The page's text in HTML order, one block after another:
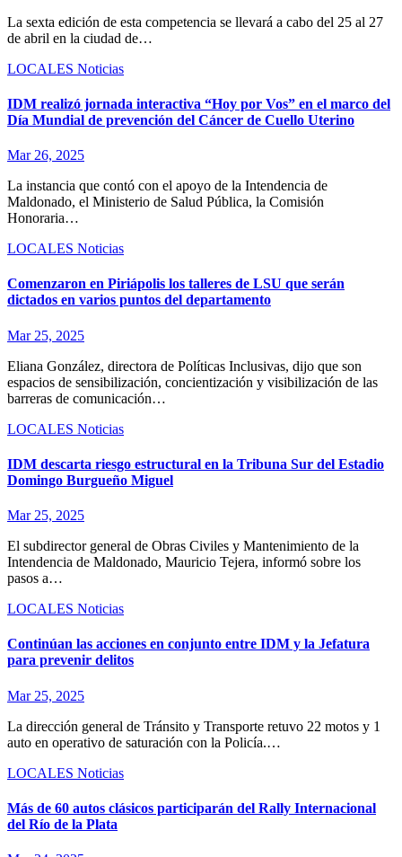
La sexta edición de esta competencia se llevará a cabo del 25 al 27
de abril en la ciudad de…
LOCALES Noticias
IDM realizó jornada interactiva “Hoy por Vos” en el marco del
Día Mundial de prevención del Cáncer de Cuello Uterino
Mar 26, 2025
La instancia que contó con el apoyo de la Intendencia de
Maldonado, el Ministerio de Salud Pública, la Comisión
Honoraria…
LOCALES Noticias
Comenzaron en Piriápolis los talleres de LSU que serán
dictados en varios puntos del departamento
Mar 25, 2025
Eliana González, directora de Políticas Inclusivas, dijo que son
espacios de sensibilización, concientización y visibilización de las
barreras de comunicación…
LOCALES Noticias
IDM descarta riesgo estructural en la Tribuna Sur del Estadio
Domingo Burgueño Miguel
Mar 25, 2025
El subdirector general de Obras Civiles y Mantenimiento de la
Intendencia de Maldonado, Mauricio Tejera, informó sobre los
pasos a…
LOCALES Noticias
Continúan las acciones en conjunto entre IDM y la Jefatura
para prevenir delitos
Mar 25, 2025
La dirección general de Tránsito y Transporte retuvo 22 motos y 1
auto en operativo de saturación con la Policía.…
LOCALES Noticias
Más de 60 autos clásicos participarán del Rally Internacional
del Río de la Plata